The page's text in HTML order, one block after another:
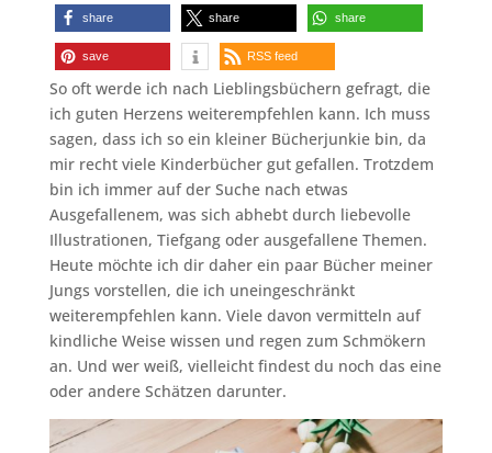
share share share
save RSS feed
So oft werde ich nach Lieblingsbüchern gefragt, die
ich guten Herzens weiterempfehlen kann. Ich muss
sagen, dass ich so ein kleiner Bücherjunkie bin, da
mir recht viele Kinderbücher gut gefallen. Trotzdem
bin ich immer auf der Suche nach etwas
Ausgefallenem, was sich abhebt durch liebevolle
Illustrationen, Tiefgang oder ausgefallene Themen.
Heute möchte ich dir daher ein paar Bücher meiner
Jungs vorstellen, die ich uneingeschränkt
weiterempfehlen kann. Viele davon vermitteln auf
kindliche Weise wissen und regen zum Schmökern
an. Und wer weiß, vielleicht findest du noch das eine
oder andere Schätzen darunter.